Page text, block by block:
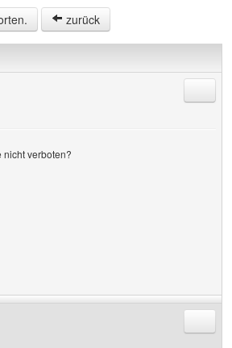
zurück
nicht verboten?